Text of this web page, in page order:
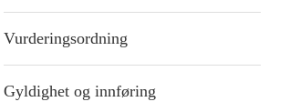
Vurderingsordning
Gyldighet og innføring